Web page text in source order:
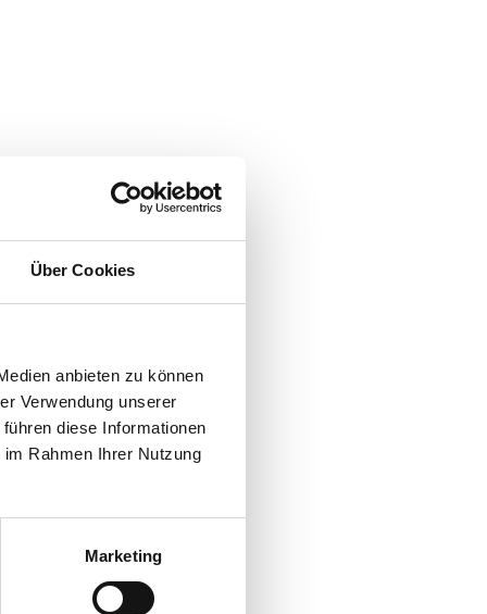
Über Cookies
anbieten zu können
Verwendung unserer
diese Informationen
Rahmen Ihrer Nutzung
Marketing